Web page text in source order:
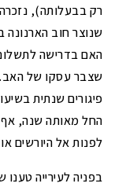
שנוצר חוב הארנונה
האם בדרישה
שצבר עסקו של האב.
החל מאותה שנה, אף
לפנות אל היורשים
בפניה לעירייה טענו